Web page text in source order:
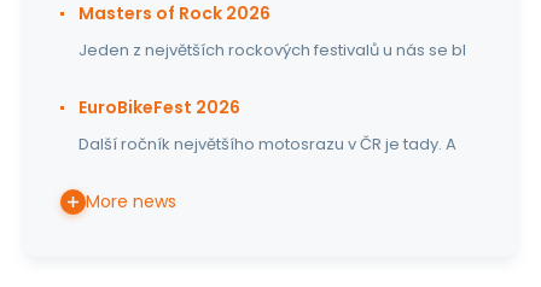
Masters of Rock 2026
Jeden z největších rockových festivalů u nás se bl
EuroBikeFest 2026
Další ročník největšího motosrazu v ČR je tady. A
More news